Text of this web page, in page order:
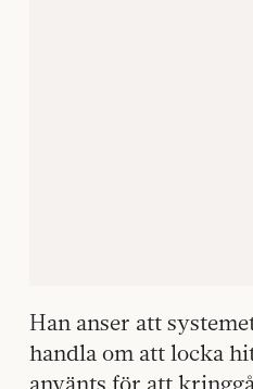
Han anser att
handla om att locka
använts för att